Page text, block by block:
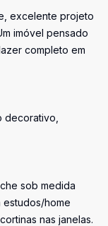
excelente projeto
imóvel pensado
completo em
decorativo,
sob medida
home
nas janelas.